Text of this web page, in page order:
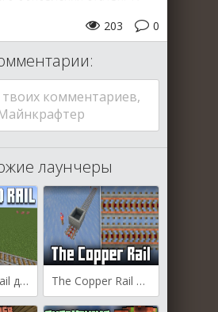
0
203
комментариев,
лаунчеры
High-Speed Rail для Майнкрафт [1.21.4, 1.21.3, 1.21.1] The Copper Rail для Майнкрафт [1.21.4, 1.21.3, 1.21.1]